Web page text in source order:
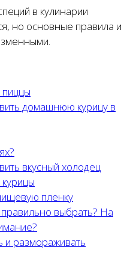
в кулинарии
но основные правила и
домашнюю курицу в
вкусный холодец
пленку
выбрать? На
и размораживать